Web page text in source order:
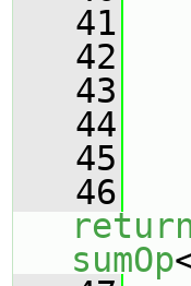
   41
   42
   43
   44
   45
   46
sumOp